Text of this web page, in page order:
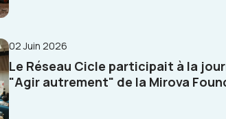
02 Juin 2026
Le Réseau Cicle participait à la
"Agir autrement" de la Mirova